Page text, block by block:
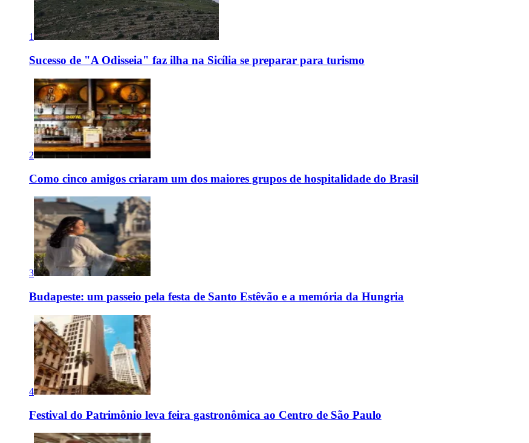
1
Sucesso de "A Odisseia" faz ilha na Sicília se preparar para turismo
2
Como cinco amigos criaram um dos maiores grupos de hospitalidade do Brasil
3
Budapeste: um passeio pela festa de Santo Estêvão e a memória da Hungria
4
Festival do Patrimônio leva feira gastronômica ao Centro de São Paulo